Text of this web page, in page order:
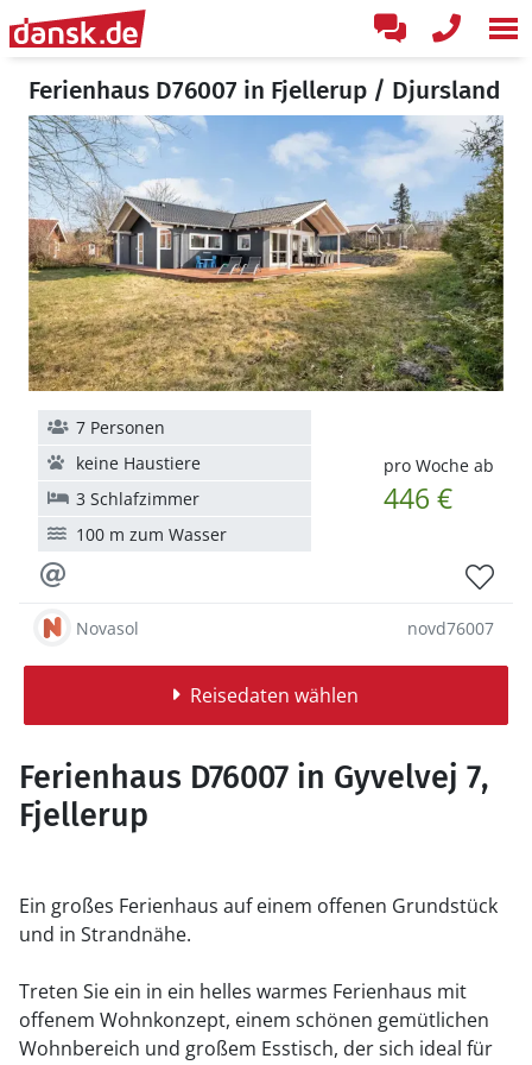
Ferienhaus D76007 in Fjellerup / Djursland
pro Woche ab
446 €
7 Personen
keine Haustiere
3 Schlafzimmer
100 m zum Wasser
Novasol novd76007
Reisedaten wählen
Ferienhaus D76007 in Gyvelvej 7,
Fjellerup
Ein großes Ferienhaus auf einem offenen Grundstück
und in Strandnähe.
Treten Sie ein in ein helles warmes Ferienhaus mit
offenem Wohnkonzept, einem schönen gemütlichen
Wohnbereich und großem Esstisch, der sich ideal für